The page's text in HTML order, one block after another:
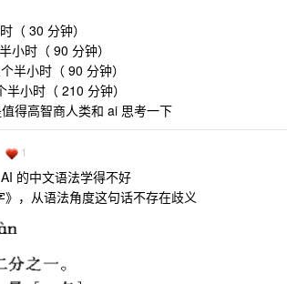
（ 30 分钟）
小时（ 90 分钟）
半小时（ 90 分钟）
小时（ 210 分钟）
得高智商人类和 ai 思考一下
1
的中文语法学得不好
，从语法角度这句话不存在歧义